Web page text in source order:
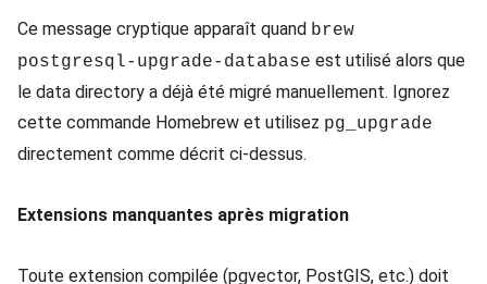
Ce message cryptique apparaît quand brew
postgresql-upgrade-database est utilisé alors que
le data directory a déjà été migré manuellement. Ignorez
cette commande Homebrew et utilisez pg_upgrade
directement comme décrit ci-dessus.
Extensions manquantes après migration
Toute extension compilée (pgvector, PostGIS, etc.) doit